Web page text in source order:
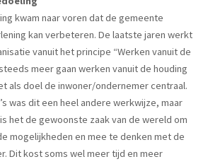
kwam naar voren dat de gemeente
kan verbeteren. De laatste jaren werkt
vanuit het principe “Werken vanuit de
meer gaan werken vanuit de houding
als doel de inwoner/ondernemer centraal.
was dit een heel andere werkwijze, maar
het de gewoonste zaak van de wereld om
mogelijkheden en mee te denken met de
Dit kost soms wel meer tijd en meer